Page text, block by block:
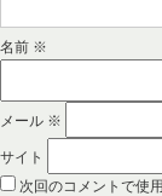
名前 ※
メール ※
サイト
次回のコメントで使